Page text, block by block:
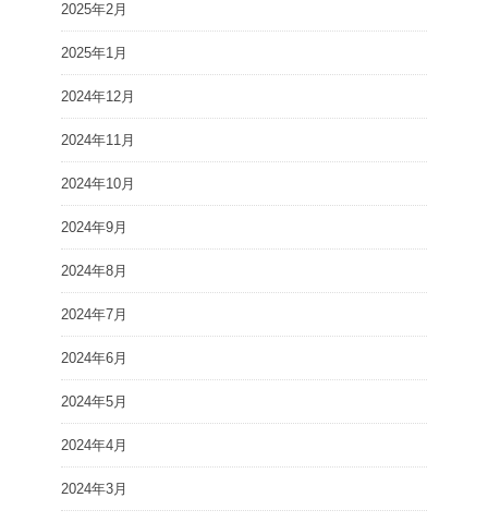
2025年2月
2025年1月
2024年12月
2024年11月
2024年10月
2024年9月
2024年8月
2024年7月
2024年6月
2024年5月
2024年4月
2024年3月